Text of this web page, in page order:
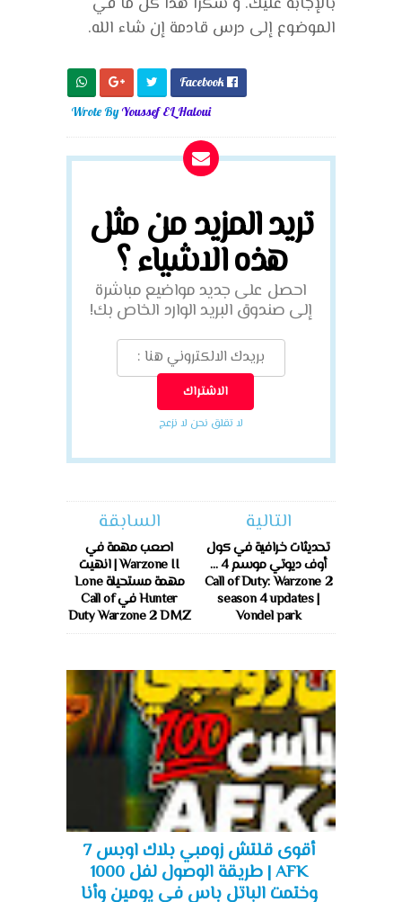
الموضوع إلى درس قادمة إن شاء الله.

Wrote ByYoussef EL Haloui
تريد المزيد من مثل
هذه الاشياء ؟
احصل على جديد مواضيع مباشرة
إلى صندوق البريد الوارد الخاص بك!
لا تقلق نحن لا نزعج
التالية
تحديثات خرافية في كول
أوف ديوتي موسم 4 ...
Call of Duty: Warzone 2
season 4 updates |
Vondel park
السابقة
اصعب مهمة في
Warzone II | انهيت
مهمة مستحيلة Lone
Hunter في Call of
Duty Warzone 2 DMZ
أقوى قلتش زومبي بلاك اوبس 7
AFK | طريقة الوصول لفل 1000
وختمت الباتل باس في يومين وأنا